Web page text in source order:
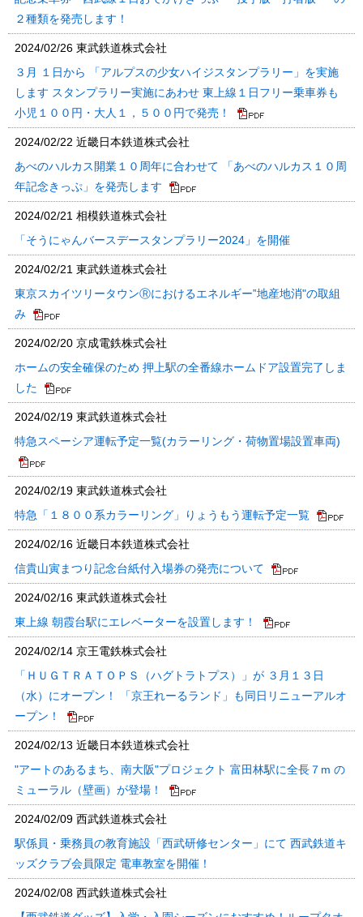
２種類を発売します！
2024/02/26 東武鉄道株式会社
３月 １日から 「アルプスの少女ハイジスタンプラリー」を実施
します スタンプラリー実施にあわせ 東上線１日フリー乗車券も
小児１００円・大人１，５００円で発売！
2024/02/22 近畿日本鉄道株式会社
あべのハルカス開業１０周年に合わせて 「あべのハルカス１０周
年記念きっぷ」を発売します
2024/02/21 相模鉄道株式会社
「そうにゃんバースデースタンプラリー2024」を開催
2024/02/21 東武鉄道株式会社
東京スカイツリータウンⓇにおけるエネルギー‟地産地消"の取組
み
2024/02/20 京成電鉄株式会社
ホームの安全確保のため 押上駅の全番線ホームドア設置完了しま
した
2024/02/19 東武鉄道株式会社
特急スペーシア運転予定一覧(カラーリング・荷物置場設置車両)
2024/02/19 東武鉄道株式会社
特急「１８００系カラーリング」りょうもう運転予定一覧
2024/02/16 近畿日本鉄道株式会社
信貴山寅まつり記念台紙付入場券の発売について
2024/02/16 東武鉄道株式会社
東上線 朝霞台駅にエレベーターを設置します！
2024/02/14 京王電鉄株式会社
「ＨＵＧＴＲＡＴＯＰＳ（ハグトラトプス）」が ３月１３日
（水）にオープン！ 「京王れーるランド」も同日リニューアルオ
ープン！
2024/02/13 近畿日本鉄道株式会社
"アートのあるまち、南大阪"プロジェクト 富田林駅に全長７m の
ミューラル（壁画）が登場！
2024/02/09 西武鉄道株式会社
駅係員・乗務員の教育施設「西武研修センター」にて 西武鉄道キ
ッズクラブ会員限定 電車教室を開催！
2024/02/08 西武鉄道株式会社